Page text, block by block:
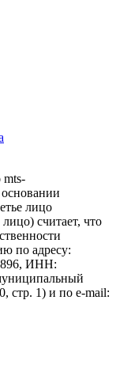
mts-
лицо
считает, что
по адресу:
ИНН:
стр. 1) и по e-mail: